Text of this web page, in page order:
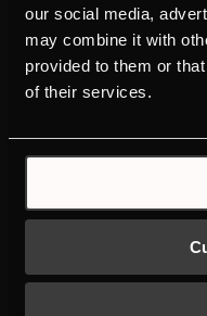
our social media,
may combine it with
provided to them or
of their services.
PRODUKTY
PIEKARNIKI
PŁYTY KUCHENNE
CHŁODZIARKO-
AKCESORIA DO LODÓWKI
PRALKI